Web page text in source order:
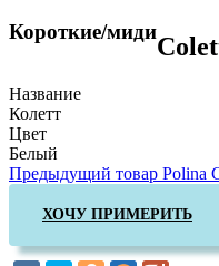
Короткие/миди
Название
Колетт
Цвет
Белый
Предыдущий товар Polina
ХОЧУ ПРИМЕРИТЬ